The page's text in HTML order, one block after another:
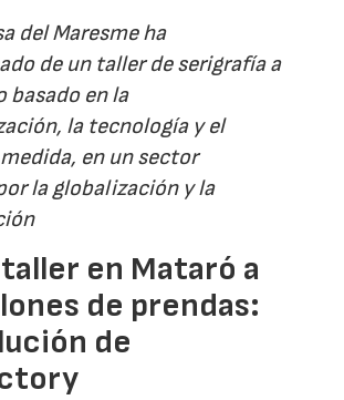
del Maresme ha
de un taller de serigrafía a
basado en la
la tecnología y el
en un sector
la globalización y la
en Mataró a
de prendas:
de